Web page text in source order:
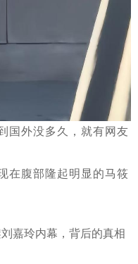
国外没多久，就有网友
在腹部隆起明显的马筱
嘉玲内幕，背后的真相